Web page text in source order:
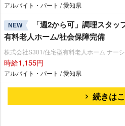
アルバイト・パート / 愛知県
NEW
「週2から可」調理スタ
有料老人ホーム/社会保障完備
株式会社S301/住宅型有料老人ホーム ナー
時給1,155円
アルバイト・パート / 愛知県
続きは